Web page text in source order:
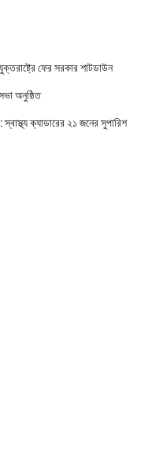
ফের সরকার শাটডাউন
অনুষ্ঠিত
ক্যাডারের ২১ জনের সুপারিশ